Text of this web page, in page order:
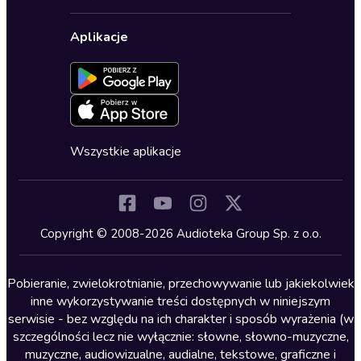
Biznes, marketing, ekonomia
Dla młodzieży
Kryminały
Lektury szkolne
Literatura anglojęzyczna
Literatura faktu
Literatura obyczajowa
Ustawienia prywatności
Formularz zgłaszania nielegalnych treści
Deklaracja dostępności
Oferta dla firm i bibliotek
Dołącz do newslettera
Blog
Zapowiedzi
Cykle audiobooków
Aplikacje
Wszystkie aplikacje
Copyright © 2008-2026 Audioteka Group Sp. z o.o.
Pobieranie, zwielokrotnianie, przechowywanie lub jakiekolwiek
inne wykorzystywanie treści dostępnych w niniejszym
serwisie - bez względu na ich charakter i sposób wyrażenia (w
szczególności lecz nie wyłącznie: słowne, słowno-muzyczne,
muzyczne, audiowizualne, audialne, tekstowe, graficzne i